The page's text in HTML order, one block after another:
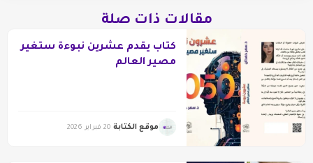
مقالات ذات صلة
كتاب يقدم عشرين نبوءة ستغير
مصير العالم
موقع الكتابة 20 فبراير 2026